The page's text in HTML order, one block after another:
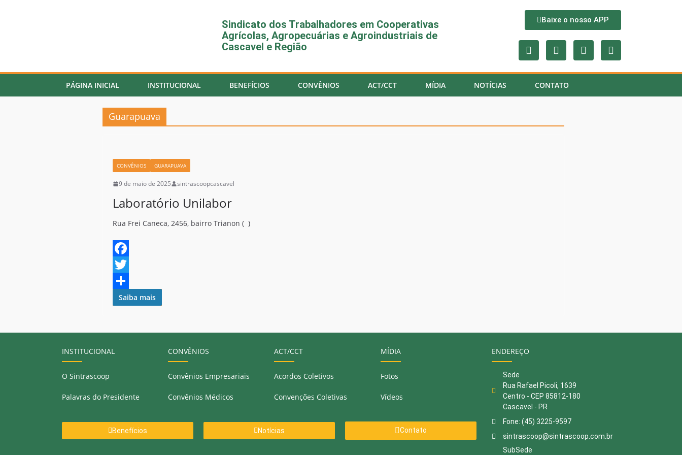
Sindicato dos Trabalhadores em Cooperativas
Agrícolas, Agropecuárias e Agroindustriais de
Cascavel e Região
Baixe o nosso APP
PÁGINA INICIAL INSTITUCIONAL BENEFÍCIOS CONVÊNIOS ACT/CCT MÍDIA NOTÍCIAS CONTATO
Guarapuava
CONVÊNIOS GUARAPUAVA
9 de maio de 2025 sintrascoopcascavel
Laboratório Unilabor
Rua Frei Caneca, 2456, bairro Trianon ( )
F
aT
Saiba mais
INSTITUCIONAL
O Sintrascoop
Palavras do Presidente
CONVÊNIOS
Convênios Empresariais
Convênios Médicos
ACT/CCT
Acordos Coletivos
Convenções Coletivas
MÍDIA
Fotos
Vídeos
Benefícios Notícias Contato
ENDEREÇO
Sede
Rua Rafael Picoli, 1639
Centro - CEP 85812-180
Cascavel - PR
Fone: (45) 3225-9597
sintrascoop@sintrascoop.com.br
SubSede